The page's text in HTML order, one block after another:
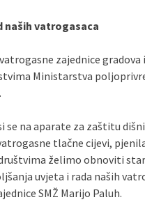
naših vatrogasaca
zajednice
Ministarstva
se na aparate za zaštitu
tlačne cijevi,
želimo obnoviti
uvjeta i rada naših
SMŽ Marijo Paluh.